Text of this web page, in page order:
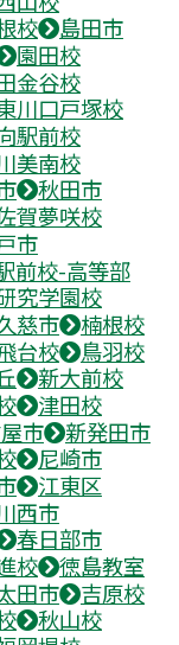
校
島田市
園田校
金谷校
川口戸塚校
駅前校
美南校
秋田市
賀夢咲校
市
前校-高等部
究学園校
慈市
楠根校
台校
鳥羽校
新大前校
津田校
市
新発田市
尼崎市
江東区
西市
春日部市
校
徳島教室
田市
吉原校
秋山校